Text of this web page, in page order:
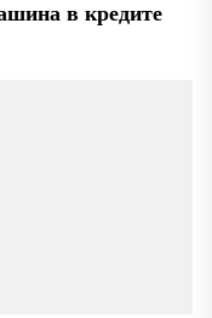
в кредите